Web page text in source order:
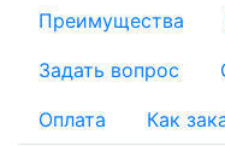
Преимущества
Задать вопрос
Оплата
Как